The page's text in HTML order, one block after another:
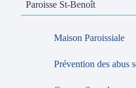
Paroisse St-Benoît
Maison Paroissiale
Prévention des abus